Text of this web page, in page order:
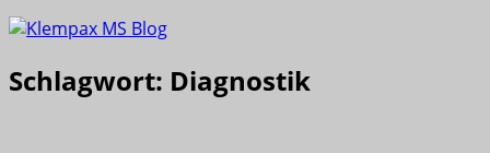
Schlagwort: Diagnostik